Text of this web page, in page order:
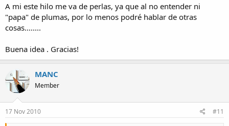
A mi este hilo me va de perlas, ya que al no entender ni
"papa" de plumas, por lo menos podré hablar de otras
cosas........
Buena idea . Gracias!
MANC
Member
17 Nov 2010 #11